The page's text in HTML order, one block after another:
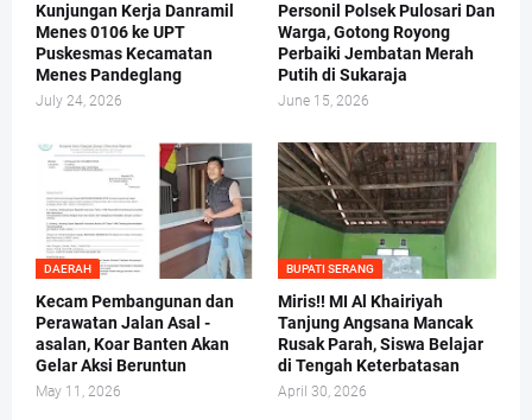
Kunjungan Kerja Danramil
Menes 0106 ke UPT
Puskesmas Kecamatan
Menes Pandeglang
July 24, 2026
Personil Polsek Pulosari Dan
Warga, Gotong Royong
Perbaiki Jembatan Merah
Putih di Sukaraja
June 15, 2026
DAERAH
Kecam Pembangunan dan
Perawatan Jalan Asal -
asalan, Koar Banten Akan
Gelar Aksi Beruntun
May 11, 2026
BUPATI SERANG
Miris!! MI Al Khairiyah
Tanjung Angsana Mancak
Rusak Parah, Siswa Belajar
di Tengah Keterbatasan
April 30, 2026